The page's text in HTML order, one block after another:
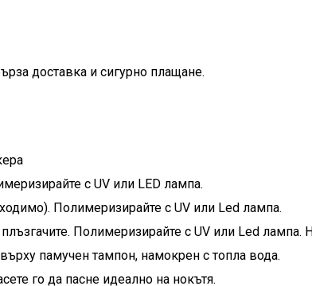
доставка и сигурно плащане.
с UV или LED лампа.
Полимеризирайте с UV или Led лампа.
Полимеризирайте с UV или Led лампа.
памучен тампон, намокрен с топла вода.
го да пасне идеално на нокътя.